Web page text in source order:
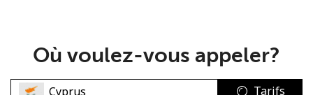
Où voulez-vous appeler?
Tarifs